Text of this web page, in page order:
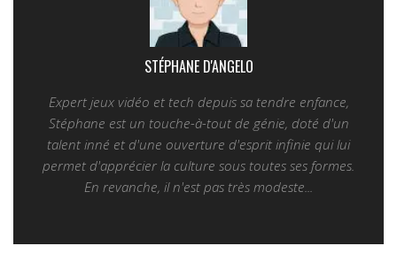
STÉPHANE D'ANGELO
Expert jeux vidéo et tech depuis sa tendre enfance,
Stéphane est un touche-à-tout de génie, doté d'un
talent inné et d'une ouverture d'esprit infinie qui lui
permet d'apprécier la culture sous toutes ses formes.
En revanche, il n'est pas très modeste...